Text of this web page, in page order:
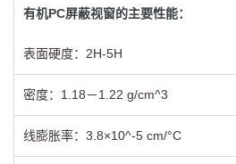
有机PC屏蔽视窗的主要性能：
表面硬度：2H-5H
密度：1.18－1.22 g/cm^3
线膨胀率：3.8×10^-5 cm/°C